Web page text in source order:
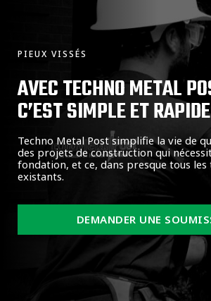
PIEUX VISSÉS
AVEC TECHNO METAL
C’EST SIMPLE ET RAPIDE
Techno Metal Post simplifie la vie de
des projets de construction qui
fondation, et ce, dans presque tous les
existants.
DEMANDER UNE